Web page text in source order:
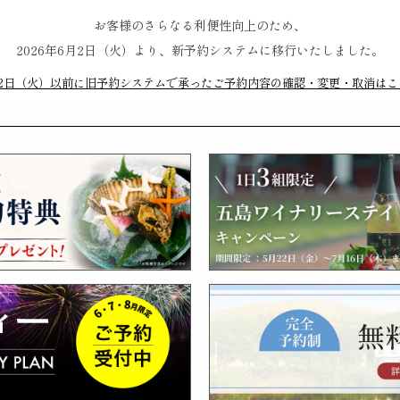
お客様のさらなる利便性向上のため、
2026年6月2日（火）より、新予約システムに移行いたしました。
（火）以前に旧予約システムで承ったご予約内容の確認・変更・取消は